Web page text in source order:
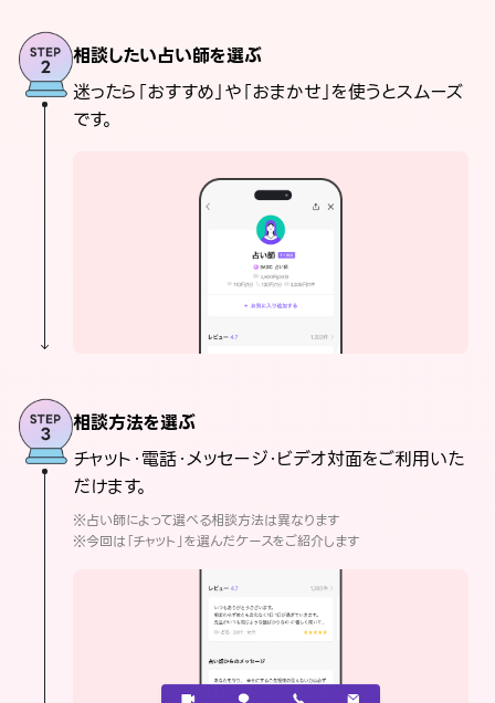
相談したい占い師を選ぶ
迷ったら「おすすめ」や「おまかせ」を使うとスムーズ
です。
相談方法を選ぶ
チャット・電話・メッセージ・ビデオ対面をご利用いた
だけます。
※占い師によって選べる相談方法は異なります
※今回は「チャット」を選んだケースをご紹介します